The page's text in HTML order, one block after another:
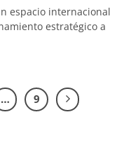
espacio internacional
estratégico a
… 9